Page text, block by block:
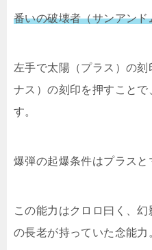
番いの破壊者（サンアンド
左手で太陽（プラス）の
ナス）の刻印を押すことで
す。
爆弾の起爆条件はプラスと
この能力はクロロ曰く、幻
の長老が持っていた念能力